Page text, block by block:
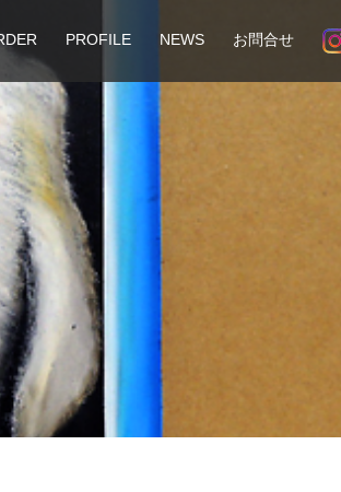
PROFILE NEWS お問合せ